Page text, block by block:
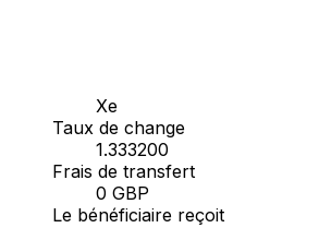
Xe
Taux de change
1.333200
Frais de transfert
0 GBP
Le bénéficiaire reçoit